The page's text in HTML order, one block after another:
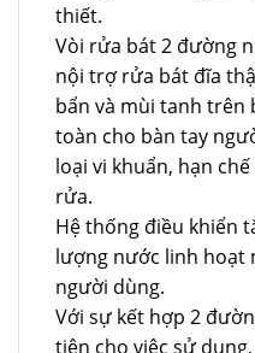
thiết.
Vòi rửa bát 2 đường
nội trợ rửa bát đĩa
bẩn và mùi tanh trên
toàn cho bàn tay
loại vi khuẩn, hạn
rửa.
Hệ thống điều khiển
lượng nước linh hoạt
người dùng.
Với sự kết hợp 2
tiện cho việc sử